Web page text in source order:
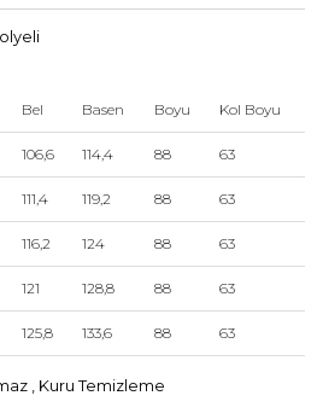
Bel Basen Boyu Kol Boyu
106,6 114,4 88 63
111,4 119,2 88 63
116,2 124 88 63
121 128,8 88 63
125,8 133,6 88 63
, Kuru Temizleme